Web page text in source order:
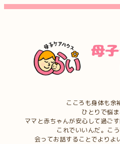
こころも身体も余
ひとりで悩ま
ママと赤ちゃんが安心して過ご
これでいいんだ。こ
会ってお話することでよりよ